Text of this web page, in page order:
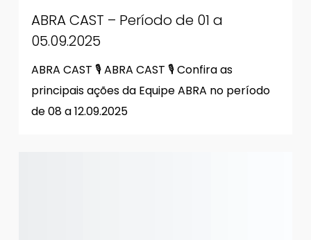
ABRA CAST – Período de 01 a
05.09.2025
ABRA CAST 🎙 ABRA CAST 🎙 Confira as
principais ações da Equipe ABRA no período
de 08 a 12.09.2025